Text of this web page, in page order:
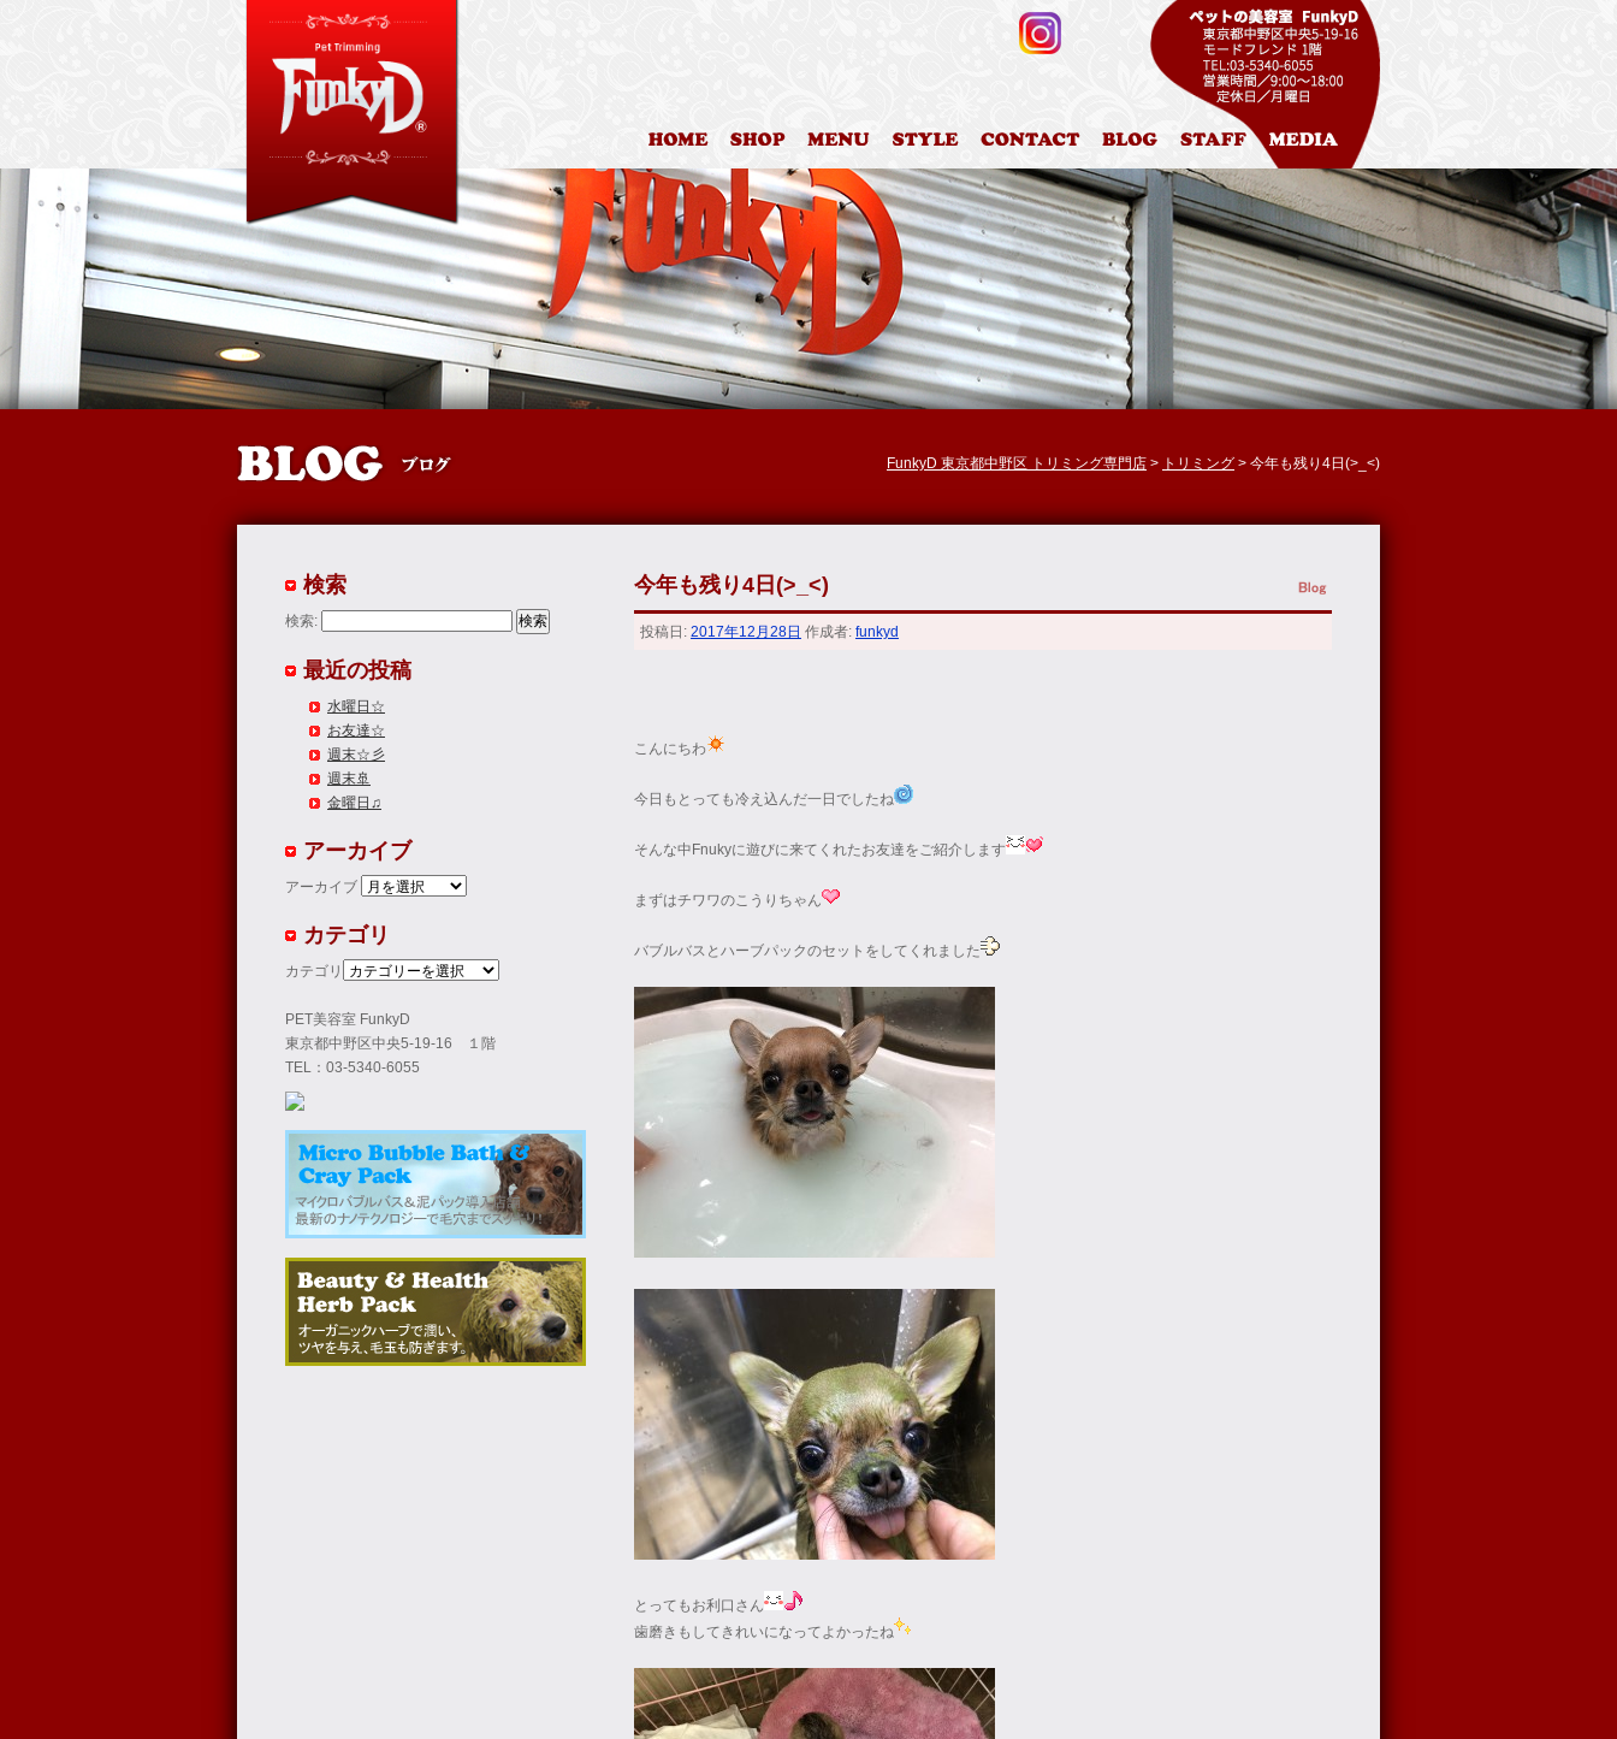
HOME 店舗案内 料金表 カットスタイル お問合わせ ブログ スタッフ紹介
FunkyD 東京都中野区 トリミング専門店 > トリミング > 今年も残り4日(>_<)
今年も残り4日(>_<)
投稿日: 2017年12月28日 作成者: funkyd
こんにちわ
今日もとっても冷え込んだ一日でしたね
そんな中Fnukyに遊びに来てくれたお友達をご紹介します
まずはチワワのこうりちゃん
バブルバスとハーブパックのセットをしてくれました
とってもお利口さん
歯磨きもしてきれいになってよかったね
検索
検索:
最近の投稿
水曜日☆
お友達☆
週末☆彡
週末🚢
金曜日♫
アーカイブ
アーカイブ
カテゴリ
カテゴリ
PET美容室 FunkyD
東京都中野区中央5-19-16 １階
TEL：03-5340-6055